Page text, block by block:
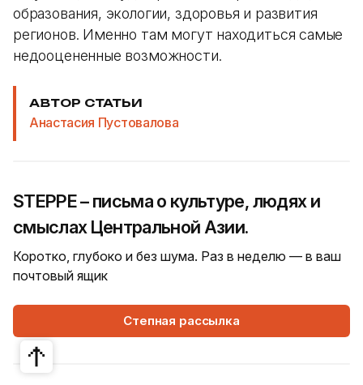
образования, экологии, здоровья и развития
регионов. Именно там могут находиться самые
недооцененные возможности.
АВТОР СТАТЬИ
Анастасия Пустовалова
STEPPE – письма о культуре, людях и
смыслах Центральной Азии.
Коротко, глубоко и без шума. Раз в неделю — в ваш
почтовый ящик
Степная рассылка